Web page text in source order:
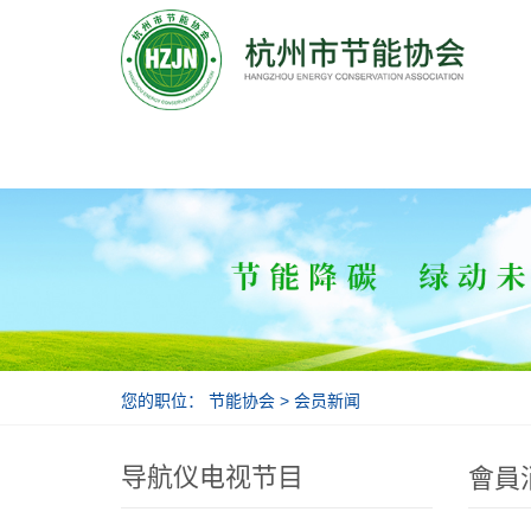
节能协会
您的职位： 节能协会 > 会员新闻
會員
导航仪电视节目